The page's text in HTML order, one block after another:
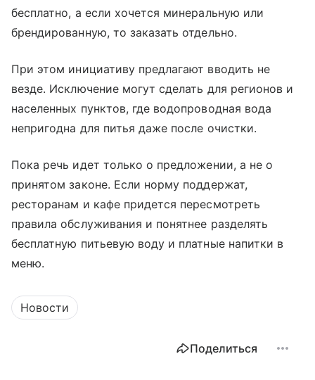
бесплатно, а если хочется минеральную или
брендированную, то заказать отдельно.
При этом инициативу предлагают вводить не
везде. Исключение могут сделать для регионов и
населенных пунктов, где водопроводная вода
непригодна для питья даже после очистки.
Пока речь идет только о предложении, а не о
принятом законе. Если норму поддержат,
ресторанам и кафе придется пересмотреть
правила обслуживания и понятнее разделять
бесплатную питьевую воду и платные напитки в
меню.
Новости
Поделиться